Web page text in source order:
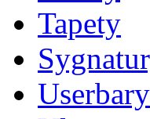
Tapety
Userbary